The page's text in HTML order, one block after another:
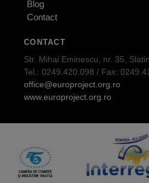
Blog
Contact
CONTACT
Str. Mihai Eminescu, nr. 35,
Tel.: 0249.420.098 / Fax:
office@europroject.org.ro
www.europroject.org.ro